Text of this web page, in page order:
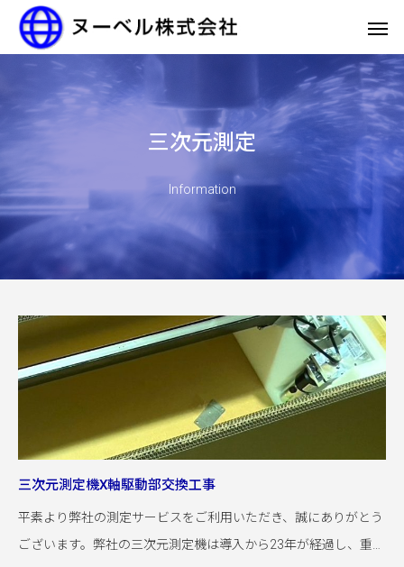
三次元測定
Information
三次元測定機X軸駆動部交換工事
平素より弊社の測定サービスをご利用いただき、誠にありがとう
ございます。弊社の三次元測定機は導入から23年が経過し、重要